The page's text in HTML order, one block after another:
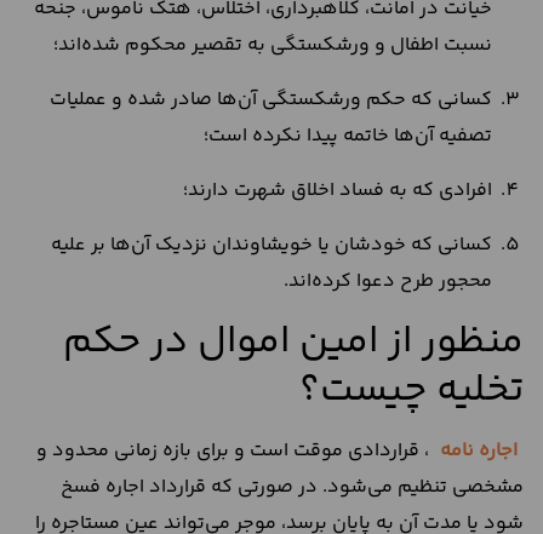
خیانت در امانت، کلاهبرداری، اختلاس، هتک ناموس، جنحه
نسبت اطفال و ورشکستگی به تقصیر محکوم شده‌اند؛
کسانی که حکم ورشکستگی آن‌ها صادر شده و عملیات
تصفیه آن‌ها خاتمه پیدا نکرده است؛
افرادی که به فساد اخلاق شهرت دارند؛
کسانی که خودشان یا خویشاوندان نزدیک آن‌ها بر علیه
محجور طرح دعوا کرده‌اند.
منظور از امین اموال در حکم
تخلیه چیست؟
اجاره نامه ، قراردادی موقت است و برای بازه زمانی محدود و
مشخصی تنظیم می‌شود. در صورتی که قرارداد اجاره فسخ
شود یا مدت آن به پایان برسد، موجر می‌تواند عین مستاجره را